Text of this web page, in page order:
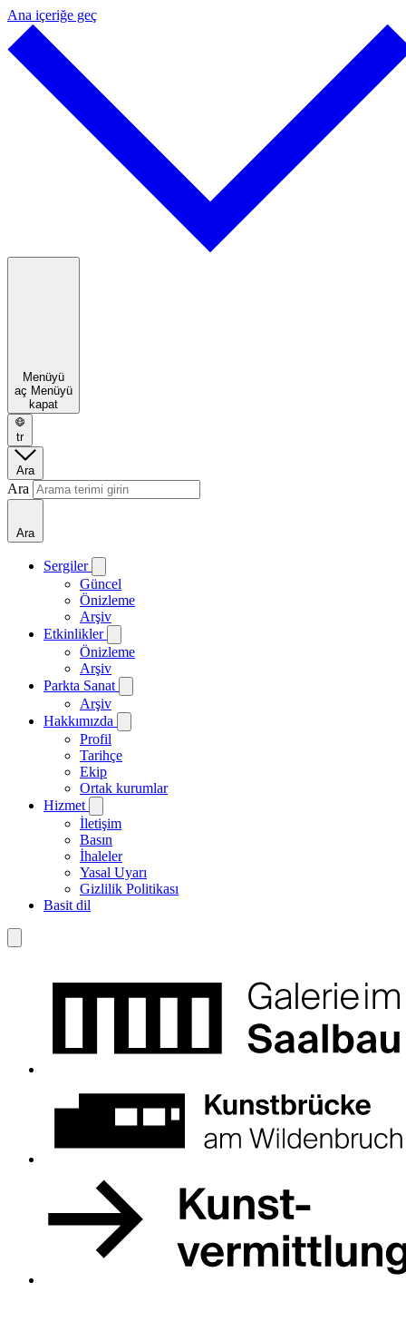
Ana içeriğe geç
Menüyü
aç Menüyü
kapat
tr
Ara
Ara
Ara
Sergiler
Güncel
Önizleme
Arşiv
Etkinlikler
Önizleme
Arşiv
Parkta Sanat
Arşiv
Hakkımızda
Profil
Tarihçe
Ekip
Ortak kurumlar
Hizmet
İletişim
Basın
İhaleler
Yasal Uyarı
Gizlilik Politikası
Basit dil